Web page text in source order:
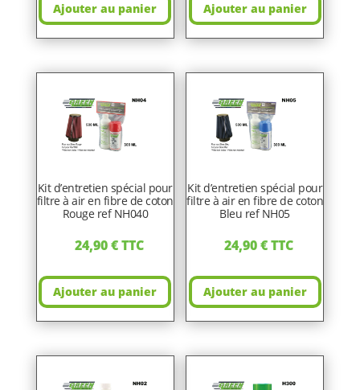
Ajouter au panier Ajouter au panier
Kit d’entretien spécial pour
filtre à air en fibre de coton
Rouge ref NH040
24,90€TTC
Ajouter au panier
Kit d’entretien spécial pour
filtre à air en fibre de coton
Bleu ref NH05
24,90€TTC
Ajouter au panier